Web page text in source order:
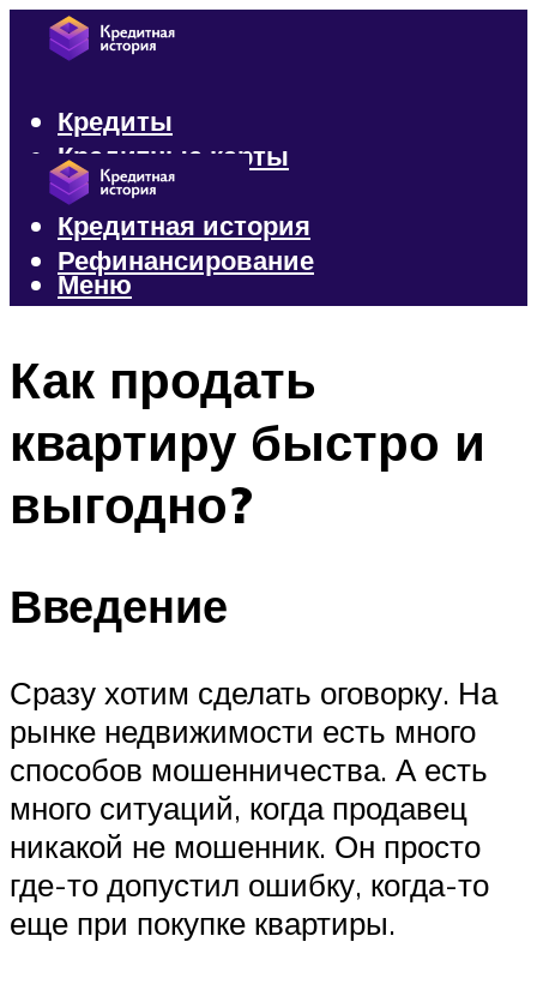
Кредиты
Кредитные карты
Микрозаймы
Кредитная история
Рефинансирование
Меню
Как продать
квартиру быстро и
выгодно?
Введение
Сразу хотим сделать оговорку. На
рынке недвижимости есть много
способов мошенничества. А есть
много ситуаций, когда продавец
никакой не мошенник. Он просто
где-то допустил ошибку, когда-то
еще при покупке квартиры.